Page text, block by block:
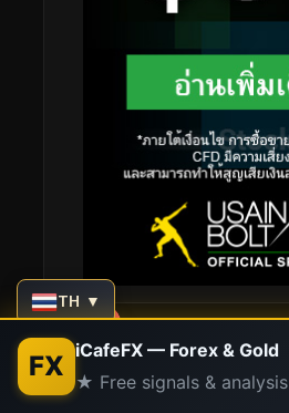
Stay Connected
TH ▼
FX iCafeFX — Forex & Gold
★ Free signals & analysis
Contact us
Open